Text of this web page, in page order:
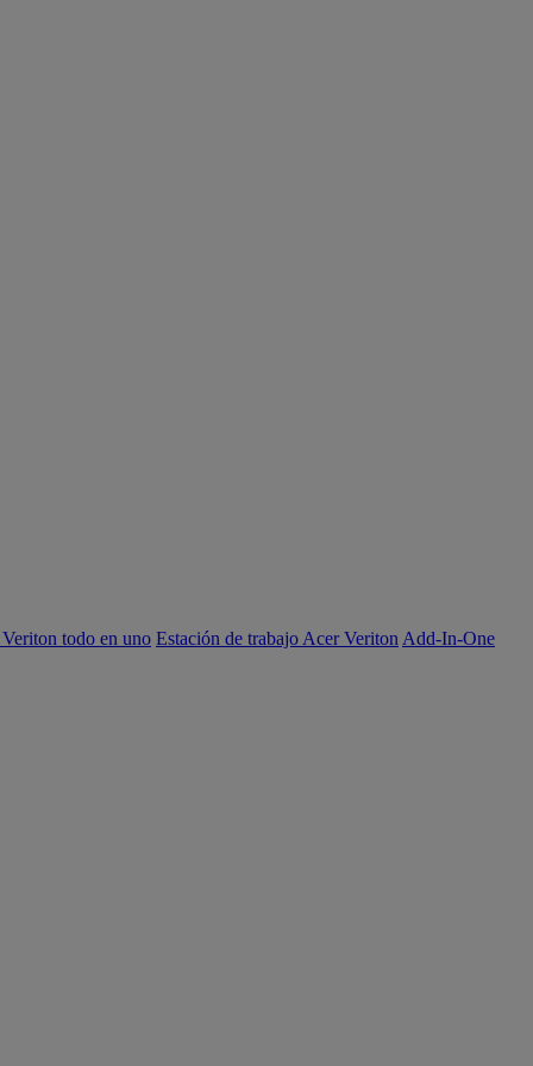
todo en uno Estación de trabajo Acer Veriton Add-In-One